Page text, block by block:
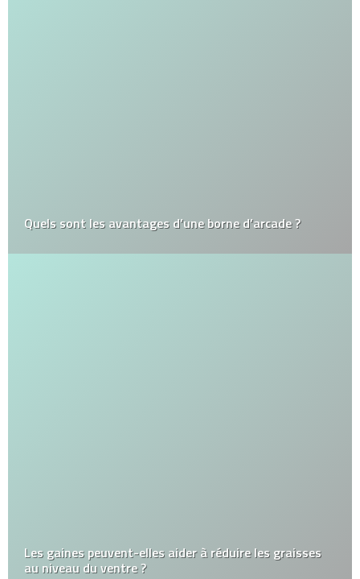
Quels sont les avantages d’une borne d’arcade ?
Les gaines peuvent-elles aider à réduire les graisses
au niveau du ventre ?